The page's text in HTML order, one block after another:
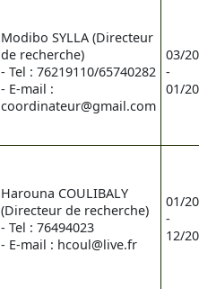
Modibo SYLLA (Directeur
de recherche)
- Tel : 76219110/65740282
- E-mail :
coordinateur@gmail.com
03/
-
01/
Harouna COULIBALY
(Directeur de recherche)
- Tel : 76494023
- E-mail : hcoul@live.fr
01/
-
12/